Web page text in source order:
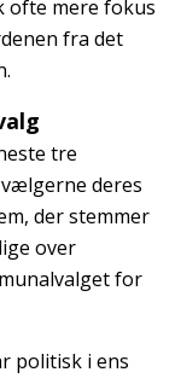
ofte mere fokus
fra det
tre
deres
der stemmer
over
for
politisk i ens